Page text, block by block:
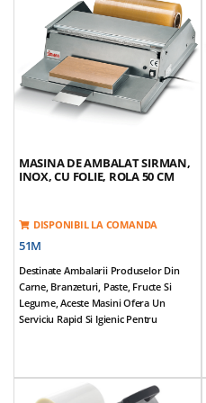
Taierea Filmului De Ambalare Se
Realizeaza Prin Intermediul Unui Fir
Incalzit Cu Voltaj Redus
Dimensiuni (cm): 47*63*29
Putere: 115 W
Tensiune Alimentare: 220V/50Hz
Latime Maxima Film Ambalare (cm):
(cm): 29*16,5
Greutate: 12,5 Kg
MASINA DE AMBALAT SIRMAN,
INOX, CU FOLIE, ROLA 50 CM
DISPONIBIL LA COMANDA
51M
Destinate Ambalarii Produselor Din
Carne, Branzeturi, Paste, Fructe Si
Legume, Aceste Masini Ofera Un
Serviciu Rapid Si Igienic Pentru
Structura: Corp Otel-Inox, Role Si Tije